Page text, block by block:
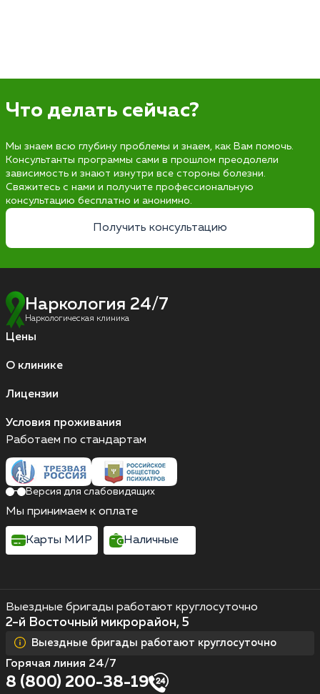
Что делать сейчас?
Мы знаем всю глубину проблемы и знаем, как Вам помочь.
Консультанты программы сами в прошлом преодолели
зависимость и знают изнутри все стороны болезни.
Свяжитесь с нами и получите профессиональную
консультацию бесплатно и анонимно.
Получить консультацию
Наркология 24/7
Наркологическая клиника
Цены
О клинике
Лицензии
Условия проживания
Выездные бригады работают круглосуточно
2-й Восточный микрорайон, 5
Выездные бригады работают круглосуточно
Горячая линия 24/7
8 (800) 200-38-19
Работаем по стандартам
Версия для слабовидящих
Мы принимаем к оплате
Карты МИР Наличные